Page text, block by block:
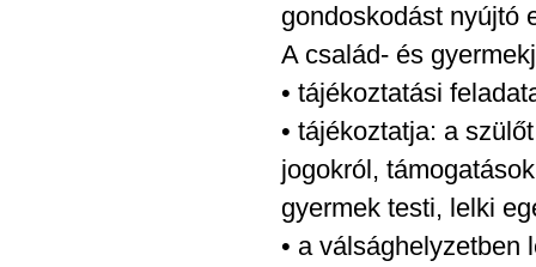
gondoskodást nyújtó
A család- és
• tájékoztatási
• tájékoztatja: a
jogokról,
gyermek testi, lelki
• a válsághelyzetben